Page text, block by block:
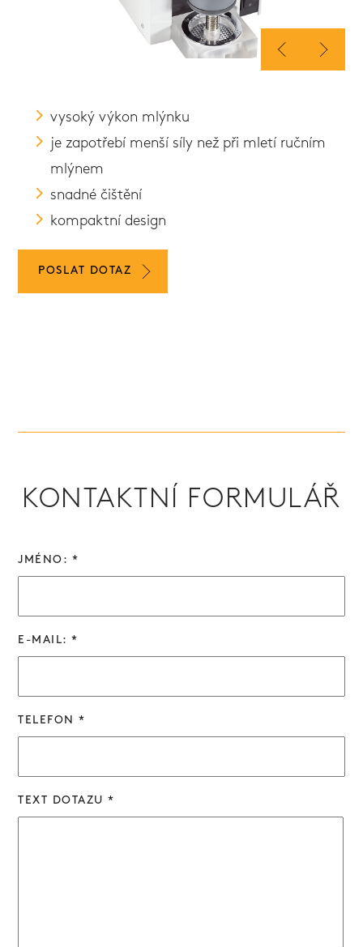
vysoký výkon mlýnku
je zapotřebí menší síly než při mletí ručním
mlýnem
snadné čištění
kompaktní design
POSLAT DOTAZ
KONTAKTNÍ FORMULÁŘ
JMÉNO: *
E-MAIL: *
TELEFON *
TEXT DOTAZU *